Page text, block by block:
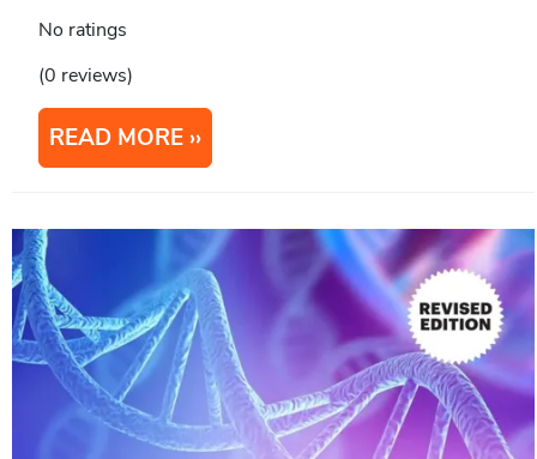
No ratings
(0 reviews)
READ MORE